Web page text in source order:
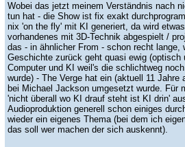
Wobei das jetzt meinem Verständnis nach
tun hat - die Show ist fix exakt
nix 'on the fly' mit KI generiert, da wird
vorhandenes mit 3D-Technik abgespielt /
das - in ähnlicher From - schon recht lange,
Geschichte zurück geht quasi ewig (optisch
Computer und KI weil's die schlichtweg
wurde) - The Verge hat ein (aktuell 11 Jahre
bei Michael Jackson umgesetzt wurde. Für
'nicht überall wo KI drauf steht ist KI drin'
Audioproduktion generell schon einiges
wieder ein eigenes Thema (bei dem ich
das soll wer machen der sich auskennt).